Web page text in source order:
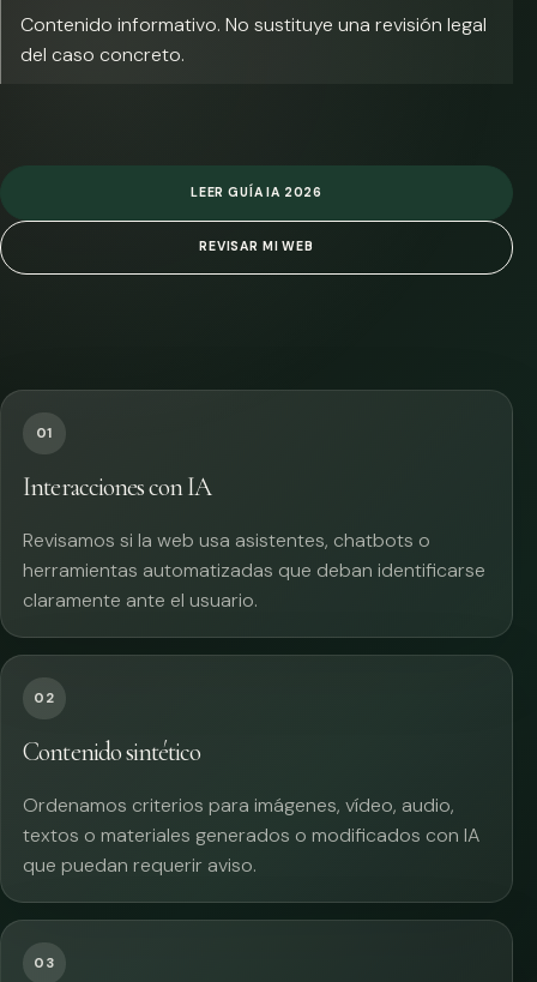
Contenido informativo. No sustituye una revisión legal
del caso concreto.
LEER GUÍA IA 2026
REVISAR MI WEB
01
Interacciones con IA
Revisamos si la web usa asistentes, chatbots o
herramientas automatizadas que deban identificarse
claramente ante el usuario.
02
Contenido sintético
Ordenamos criterios para imágenes, vídeo, audio,
textos o materiales generados o modificados con IA
que puedan requerir aviso.
03